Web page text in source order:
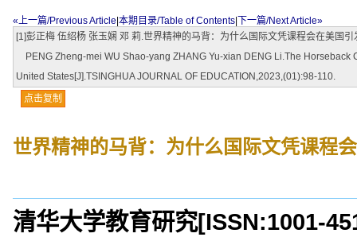
«上一篇/Previous Article 本期目录/Table of Contents
下一篇/Next Article»
[1]彭正梅 伍绍杨 张玉娴 邓 莉.世界精神的马背：为什么国际文凭课程会在美国
PENG Zheng-mei WU Shao-yang ZHANG Yu-xian DENG Li.The
United States[J].TSINGHUA JOURNAL OF EDUCATION,2023,(01):98-110.
点击复制
世界精神的马背：为什么国际文凭课程
清华大学教育研究[ISSN:1001-